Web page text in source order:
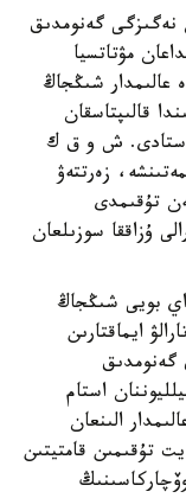
نەگىزگى گەنومدىق
مۋتاتسيا
عالىمدار شىڭجاڭ
قالىپتاسقان
ش و ق ك
زەرتتەۋ
تۇقىمدى
ۇزاققا سوزىلعان
اي بويى شىڭجاڭ
ايماقتارىن
گەنومدىق
جۇرگىزدى. ناتيجەسىندە 25 ميلليوننان استام
الىنعان
اۋقىمدى دەرەكتەردى جەر بەتىندەگى 260 يت تۇقىمىن قامتيتىن